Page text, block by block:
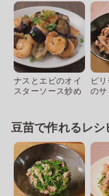
ナスとエビのオイ
スターソース炒め
ピ
のサ
豆苗で作れるレシ